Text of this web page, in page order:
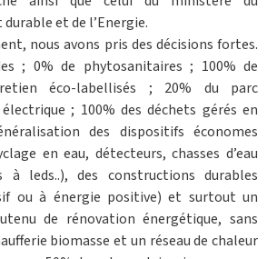
et de l’Energie.
nous avons pris des décisions fortes.
; 0% de phytosanitaires ; 100% de
éco-labellisés ; 20% du parc
; 100% des déchets gérés en
des dispositifs économes
en eau, détecteurs, chasses d’eau
à leds..), des constructions durables
ou à énergie positive) et surtout un
de rénovation énergétique, sans
biomasse et un réseau de chaleur